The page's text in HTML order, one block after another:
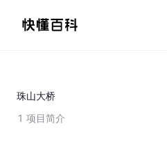
珠山大桥
1 项目简介